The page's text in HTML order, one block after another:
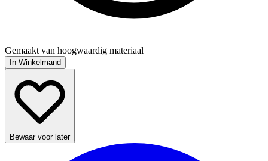
Gemaakt van hoogwaardig materiaal
In Winkelmand
Bewaar voor later